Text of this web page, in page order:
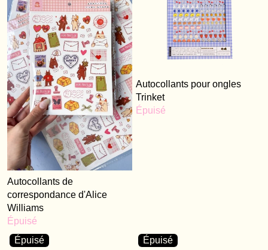
Autocollants de
correspondance d'Alice
Williams
Épuisé
Autocollants pour ongles
Trinket
Épuisé
Épuisé Épuisé